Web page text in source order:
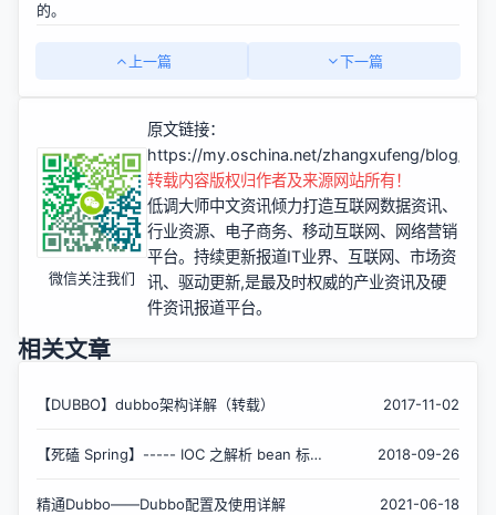
的。
上一篇 下一篇
微信关注我们
原文链接：
https://my.oschina.net/zhangxufeng/blog/
转载内容版权归作者及来源网站所有！
低调大师中文资讯倾力打造互联网数据资讯、
行业资源、电子商务、移动互联网、网络营销
平台。持续更新报道IT业界、互联网、市场资
讯、驱动更新,是最及时权威的产业资讯及硬
件资讯报道平台。
相关文章
【DUBBO】dubbo架构详解（转载） 2017-11-02
【死磕 Spring】----- IOC 之解析 bean 标
2018-09-26
精通Dubbo——Dubbo配置及使用详解 2021-06-18